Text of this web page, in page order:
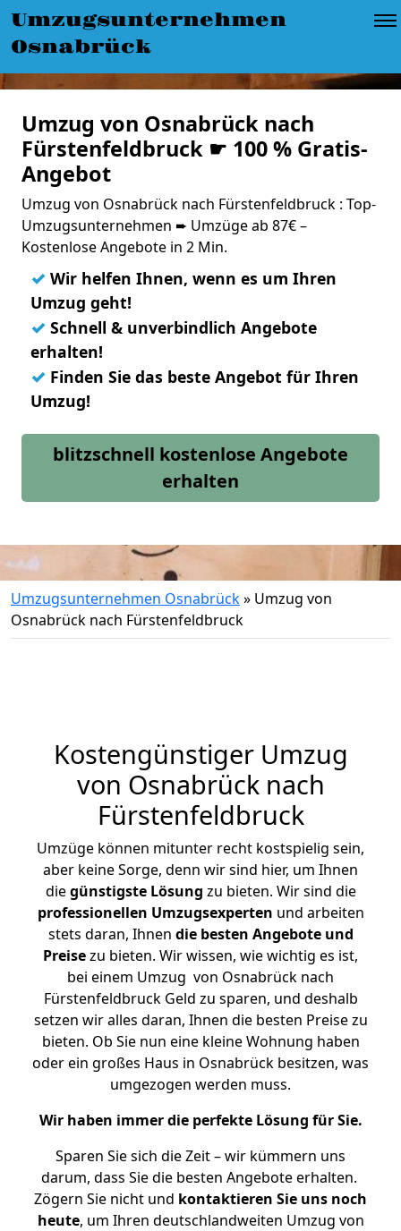
Umzugsunternehmen
Osnabrück
Umzug von Osnabrück nach
Fürstenfeldbruck ☛ 100 % Gratis-
Angebot
Umzug von Osnabrück nach Fürstenfeldbruck : Top-
Umzugsunternehmen ➨ Umzüge ab 87€ –
Kostenlose Angebote in 2 Min.
✓ Wir helfen Ihnen, wenn es um Ihren
Umzug geht!
✓ Schnell & unverbindlich Angebote
erhalten!
✓ Finden Sie das beste Angebot für Ihren
Umzug!
blitzschnell kostenlose Angebote
erhalten
Umzugsunternehmen Osnabrück» Umzug von
Osnabrück nach Fürstenfeldbruck
Kostengünstiger Umzug
von Osnabrück nach
Fürstenfeldbruck
Umzüge können mitunter recht kostspielig sein,
aber keine Sorge, denn wir sind hier, um Ihnen
diegünstigste Lösung zu bieten. Wir sind die
professionellen Umzugsexperten und arbeiten
stets daran, Ihnen die besten Angebote und
Preisezu bieten. Wir wissen, wie wichtig es ist,
bei einem Umzug von Osnabrück nach
Fürstenfeldbruck Geld zu sparen, und deshalb
setzen wir alles daran, Ihnen die besten Preise zu
bieten. Ob Sie nun eine kleine Wohnung haben
oder ein großes Haus in Osnabrück besitzen, was
umgezogen werden muss.
Wir haben immer die perfekte Lösung für Sie.
Sparen Sie sich die Zeit – wir kümmern uns
darum, dass Sie die besten Angebote erhalten.
Zögern Sie nicht und kontaktieren Sie uns noch
heute, um Ihren deutschlandweiten Umzug von